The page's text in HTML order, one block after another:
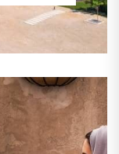
welches